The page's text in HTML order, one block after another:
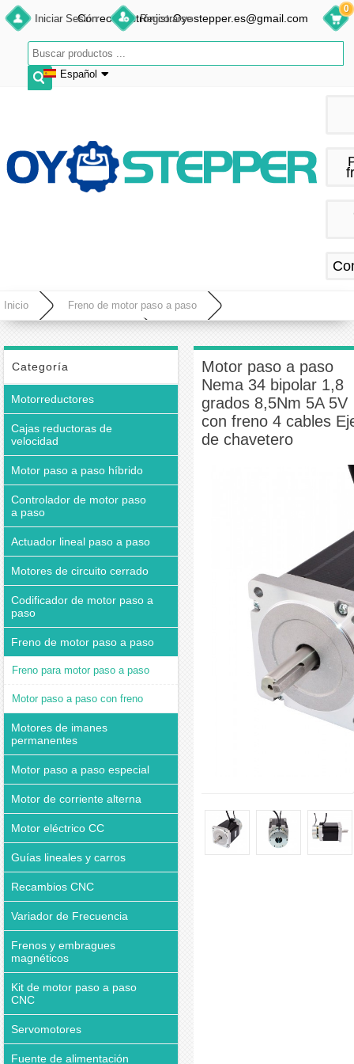
Iniciar Sesión Registrarse
Español
Français
Español
Correo electrónico:Oyostepper.es@gmail.com
0
Inicio Freno de motor paso a paso
grados 8,5Nm 5A 5V con freno 4 cables Eje de chavetero
Categoría
Motorreductores
Cajas reductoras de
velocidad
Motor paso a paso híbrido
Controlador de motor paso
a paso
Actuador lineal paso a paso
Motores de circuito cerrado
Codificador de motor paso a
paso
Freno de motor paso a paso
Freno para motor paso a paso
Motor paso a paso con freno
Motores de imanes
permanentes
Motor paso a paso especial
Motor de corriente alterna
Motor eléctrico CC
Guías lineales y carros
Recambios CNC
Variador de Frecuencia
Frenos y embragues
magnéticos
Kit de motor paso a paso
CNC
Servomotores
Fuente de alimentación
Motor paso a paso
Nema 34 bipolar 1,8
grados 8,5Nm 5A 5V
con freno 4 cables
de chavetero